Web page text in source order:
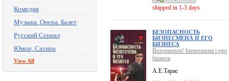
Комедия
Музыка. Опера. Балет
Русский Сериал
Юмор, Сатира
View All
shipped in 1-3 days
БЕЗОПАСНОСТЬ
БИЗНЕСМЕНА И ЕГО
БИЗНЕСА
Bezopasnost' biznesmena i ego
biznesa
А.Е.Тарас